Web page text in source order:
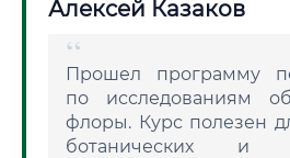
Алексей Казаков
Прошел программу
по исследованиям
флоры. Курс полезен
ботанических и